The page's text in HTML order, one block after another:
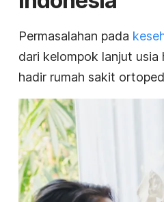
Permasalahan pada
dari kelompok lanjut
hadir rumah sakit